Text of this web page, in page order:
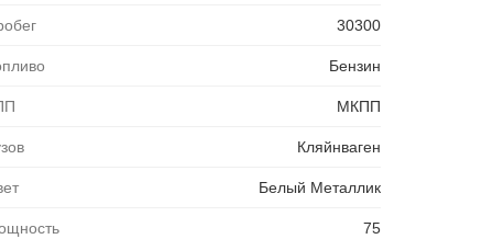
30300
Бензин
МКПП
Кляйнваген
Белый Металлик
75